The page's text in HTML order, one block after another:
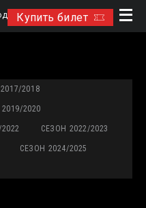
Купить билет
2018
2020
СЕЗОН 2022/2023
СЕЗОН 2024/2025